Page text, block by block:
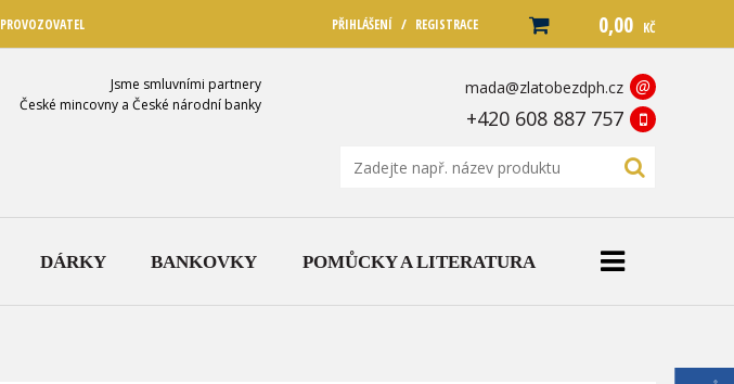
PROVOZOVATEL PŘIHLÁŠENÍ / REGISTRACE 0,00 KČ
Jsme smluvními partnery
České mincovny a České národní banky
mada@zlatobezdph.cz @
+420 608 887 757
DÁRKY BANKOVKY POMŮCKY A LITERATURA